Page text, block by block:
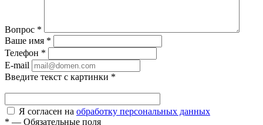
Вопрос *
Ваше имя *
Телефон *
E-mail
Введите текст с картинки *
Я согласен на обработку персональных данных
* — Обязательные поля